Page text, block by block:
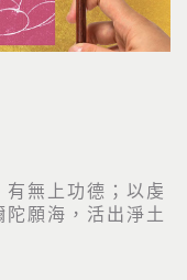
無上功德；以虔
願海，活出淨土